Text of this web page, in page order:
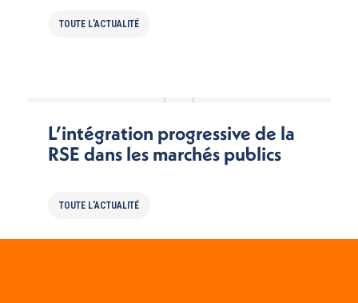
TOUTE L'ACTUALITÉ
L’intégration progressive de la
RSE dans les marchés publics
TOUTE L'ACTUALITÉ